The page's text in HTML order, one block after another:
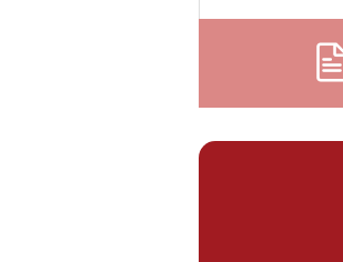
0.5457